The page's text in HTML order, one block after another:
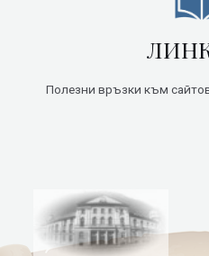
Полезни връзки към